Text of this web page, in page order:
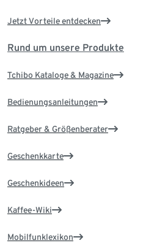
Jetzt Vorteile entdecken
Rund um unsere Produkte
Tchibo Kataloge & Magazine
Bedienungsanleitungen
Ratgeber & Größenberater
Geschenkkarte
Geschenkideen
Kaffee-Wiki
Mobilfunklexikon